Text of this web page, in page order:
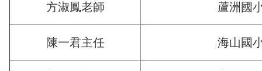
方淑鳳老師 蘆洲國
陳一君主任 海山國